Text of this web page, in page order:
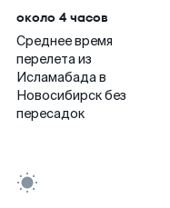
около 4 часов
Среднее время
перелета из
Исламабада в
Новосибирск без
пересадок